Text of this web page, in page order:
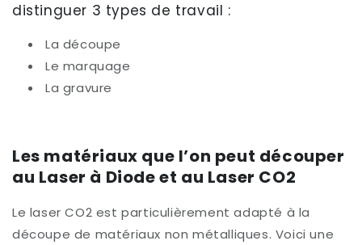
distinguer 3 types de travail :
La découpe
Le marquage
La gravure
Les matériaux que l’on peut découper
au Laser à Diode et au Laser CO2
Le laser CO2 est particulièrement adapté à la
découpe de matériaux non métalliques. Voici une